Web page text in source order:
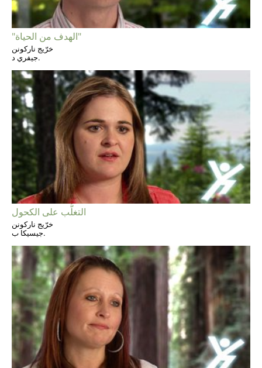
"الهدف من الحياة"
خرّيج ناركونن
جيفري د.
التغلُّب على الكحول
خرّيج ناركونن
جيسيكا ب.